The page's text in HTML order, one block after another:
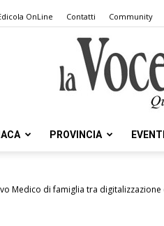
OnLine Contatti Community
PROVINCIA EVENTI
Medico di famiglia tra